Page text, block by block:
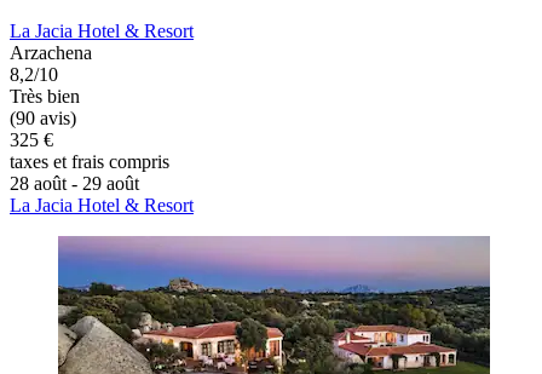
La Jacia Hotel & Resort
Arzachena
8,2/10
Très bien
(90 avis)
325 €
taxes et frais compris
28 août - 29 août
La Jacia Hotel & Resort